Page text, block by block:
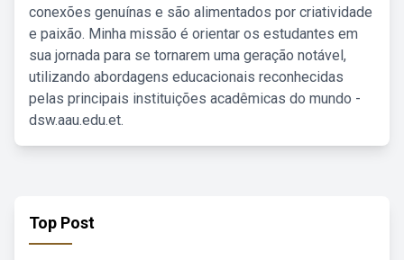
conexões genuínas e são alimentados por criatividade
e paixão. Minha missão é orientar os estudantes em
sua jornada para se tornarem uma geração notável,
utilizando abordagens educacionais reconhecidas
pelas principais instituições acadêmicas do mundo -
dsw.aau.edu.et.
Top Post